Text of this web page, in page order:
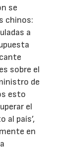
se
chinos:
a
sobre el
de
esto
el
al país’,
en